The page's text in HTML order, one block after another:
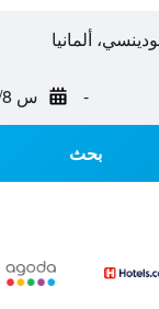
ألمانيا
- س 15/8
بحث